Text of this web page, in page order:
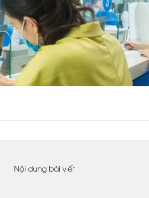
Nội dung bài viết